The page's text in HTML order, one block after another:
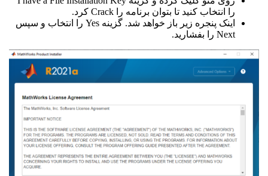
را انتخاب کنید تا بتوان برنامه را Crack کرد.
اینک پنجره زیر باز خواهد شد. گزینه Yes را انتخاب و سپس
Next را بفشارید.